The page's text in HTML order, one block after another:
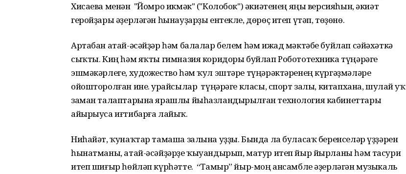
Хисаева менән "Йомро икмәк" ("Колобок") әкиәтенең яңы версияһын, әкиәт
геройҙары әҙерләгән һынауҙарҙы ентекле, дөрөҫ итеп үтәп, төҙөнө.
Артабан атай-әсәйҙәр һәм балалар белем һәм ижад мәктәбе буйлап сәйәхәткә
сыҡты. Киң һәм яҡты гимназия коридоры буйлап Робототехника түңәрәге
эшмәкәрлеге, художество һәм ҡул эштәре түңәрәктәренең күргәҙмәләре
ойошторолған ине. Ҡурайсылар түңәрәге класы, спорт залы, китапхана, шулай уҡ
заман талаптарына ярашлы йыһазландырылған технология кабинеттары
айырыуса иғтибарға лайыҡ.
Ниһайәт, ҡунаҡтар тамаша залына уҙҙы. Бында ла буласаҡ беренселәр үҙҙәрен
һынатманы, атай-әсәйҙәрҙе ҡыуандырып, матур итеп йыр йырланы һәм тасури
итеп шиғыр һөйләп күрһәтте. “Тамыр” йыр-моң ансамбле әҙерләгән музыкаль